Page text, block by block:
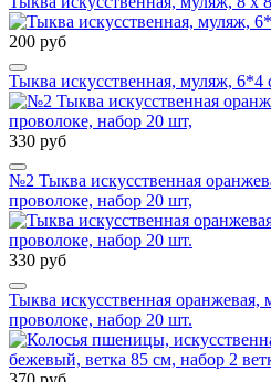
200 руб
Тыква искусственная, муляж, 6*4
330 руб
№2 Тыква искусственная
проволоке, набор 20 шт,
330 руб
Тыква искусственная
проволоке, набор 20 шт.